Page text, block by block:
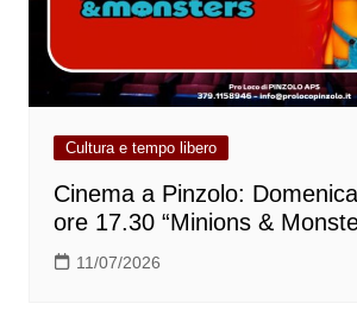
Cultura e tempo libero
Cinema a Pinzolo:
ore 17.30 “Minions &
11/07/2026